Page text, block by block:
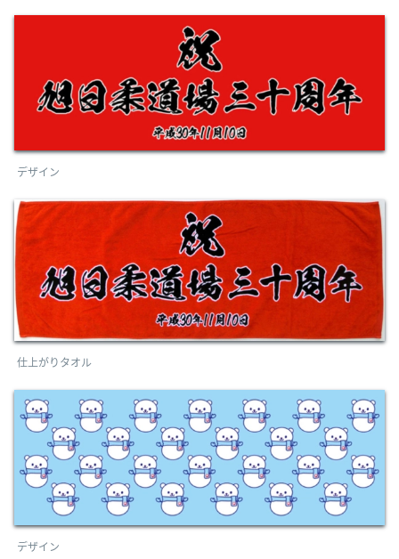
デザイン
仕上がりタオル
デザイン